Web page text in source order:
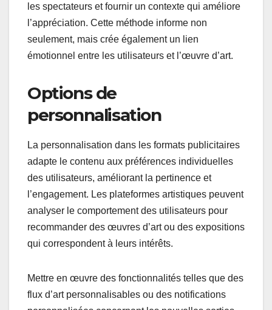
les spectateurs et fournir un contexte qui améliore
l’appréciation. Cette méthode informe non
seulement, mais crée également un lien
émotionnel entre les utilisateurs et l’œuvre d’art.
Options de
personnalisation
La personnalisation dans les formats publicitaires
adapte le contenu aux préférences individuelles
des utilisateurs, améliorant la pertinence et
l’engagement. Les plateformes artistiques peuvent
analyser le comportement des utilisateurs pour
recommander des œuvres d’art ou des expositions
qui correspondent à leurs intérêts.
Mettre en œuvre des fonctionnalités telles que des
flux d’art personnalisables ou des notifications